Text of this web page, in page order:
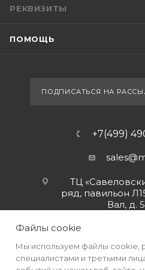
РЕКВИЗИТЫ
ПОМОЩЬ
ПОДПИСАТЬСЯ НА
+7(499)
ТЦ
ряд, павильон
Вал, д.
Файлы cookie
Мы используем файлы cookie,
специалистами и третьими